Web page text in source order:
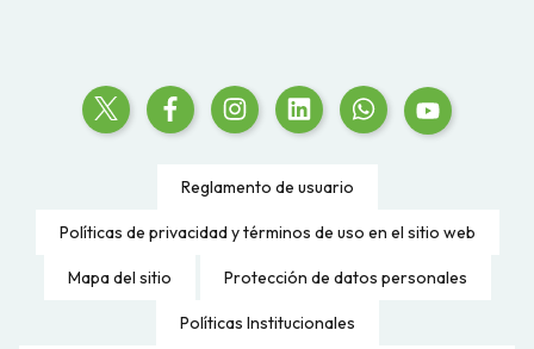
Reglamento de usuario
Políticas de privacidad y términos de uso en el sitio web
Mapa del sitio Protección de datos personales
Políticas Institucionales